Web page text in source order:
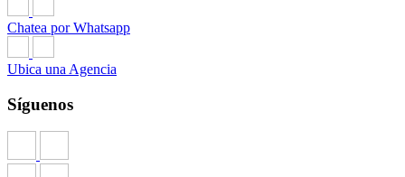
Chatea por Whatsapp
Ubica una Agencia
Síguenos